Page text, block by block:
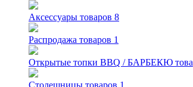
Аксессуары товаров 8
Распродажа товаров 1
Открытые топки BBQ / БАРБЕКЮ
Столешницы товаров 1